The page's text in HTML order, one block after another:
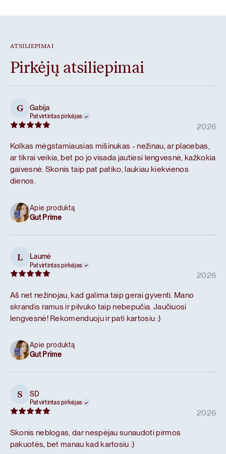
ATSILIEPIMAI
Pirkėjų atsiliepimai
G Gabija
Patvirtintas pirkėjas
2026
Kolkas mėgstamiausias mišinukas - nežinau, ar placebas,
ar tikrai veikia, bet po jo visada jautiesi lengvesnė, kažkokia
gaivesnė. Skonis taip pat patiko, laukiau kiekvienos
dienos.
Apie produktą
Gut Prime
L Laumė
Patvirtintas pirkėjas
2026
Aš net nežinojau, kad galima taip gerai gyventi. Mano
skrandis ramus ir pilvuko taip nebepučia. Jaučiuosi
lengvesnė! Rekomenduoju ir pati kartosiu :)
Apie produktą
Gut Prime
S SD
Patvirtintas pirkėjas
2026
Skonis neblogas, dar nespėjau sunaudoti pirmos
pakuotės, bet manau kad kartosiu :)